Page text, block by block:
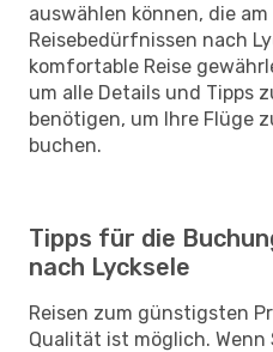
auswählen können, die
Reisebedürfnissen nach
komfortable Reise
um alle Details und Tipps
benötigen, um Ihre Flüge
buchen.
Tipps für die
nach Lycksele
Reisen zum günstigsten
Qualität ist möglich. Wenn